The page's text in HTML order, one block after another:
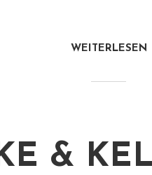
WEITERLESEN
&